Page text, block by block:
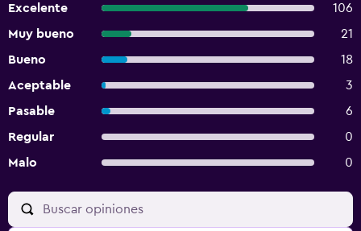
Excelente
106
Muy bueno
21
Bueno
18
Aceptable
3
Pasable
6
Regular
0
Malo
0